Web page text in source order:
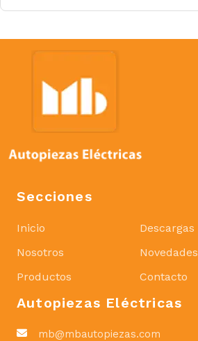
Secciones
Inicio
Nosotros
Productos
Descargas
Novedades
Contacto
Autopiezas Eléctricas
mb@mbautopiezas.com